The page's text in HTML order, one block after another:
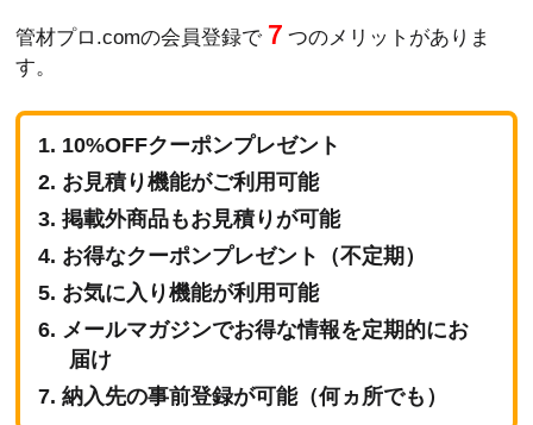
管材プロ.comの会員登録で ７つのメリットがありま
す。
10%OFFクーポンプレゼント
お見積り機能がご利用可能
掲載外商品もお見積りが可能
お得なクーポンプレゼント（不定期）
お気に入り機能が利用可能
メールマガジンでお得な情報を定期的にお
届け
納入先の事前登録が可能（何ヵ所でも）